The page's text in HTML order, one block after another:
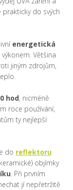
do svých
energetická
Většina
jiným zdrojům,
hod, nicméně
roce používání,
ty nejlepší
do reflektoru
objímky
. Při prvním
jí nepřetržitě